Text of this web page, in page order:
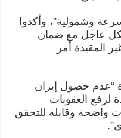
وشمولية”، وأكدوا
عاجل مع ضمان
المقيدة أمر
حصول إيران
لرفع العقوبات
واضحة وقابلة للتحقق